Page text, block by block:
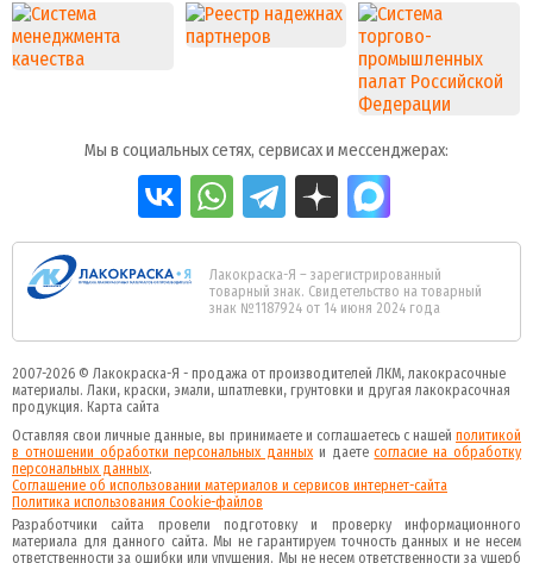
Мы в социальных сетях, сервисах и мессенджерах:
Лакокраска-Я – зарегистрированный
товарный знак. Свидетельство на товарный
знак №1187924 от 14 июня 2024 года
2007-2026 © Лакокраска-Я - продажа от производителей ЛКМ, лакокрасочные
материалы. Лаки, краски, эмали, шпатлевки, грунтовки и другая лакокрасочная
продукция. Карта сайта
Оставляя свои личные данные, вы принимаете и соглашаетесь с нашей политикой
в отношении обработки персональных данных и даетеcогласие на обработку
персональных данных.
Соглашение об использовании материалов и сервисов интернет-сайта
Политика использования Cookie-файлов
Разработчики сайта провели подготовку и проверку информационного
материала для данного сайта. Мы не гарантируем точность данных и не несем
ответственности за ошибки или упущения. Мы не несем ответственности за ущерб